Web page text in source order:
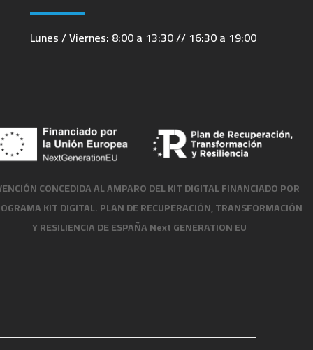
Lunes / Viernes: 8:00 a 13:30 // 16:30 a 19:00
CONCEDIDA AL AMPARO DEL KIT DIGITAL FINANCIADO POR
KIT DIGITAL. PLAN DE RECUPERACIÓN, TRANSFORMACIÓN
Y RESILIENCIA DE ESPAÑA Next GENERATION EU